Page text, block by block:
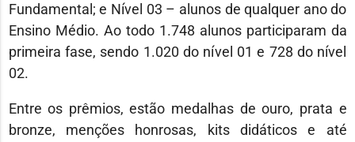
Fundamental; e Nível 03 – alunos de qualquer ano do
Ensino Médio. Ao todo 1.748 alunos participaram da
primeira fase, sendo 1.020 do nível 01 e 728 do nível
02.
Entre os prêmios, estão medalhas de ouro, prata e
bronze, menções honrosas, kits didáticos e até